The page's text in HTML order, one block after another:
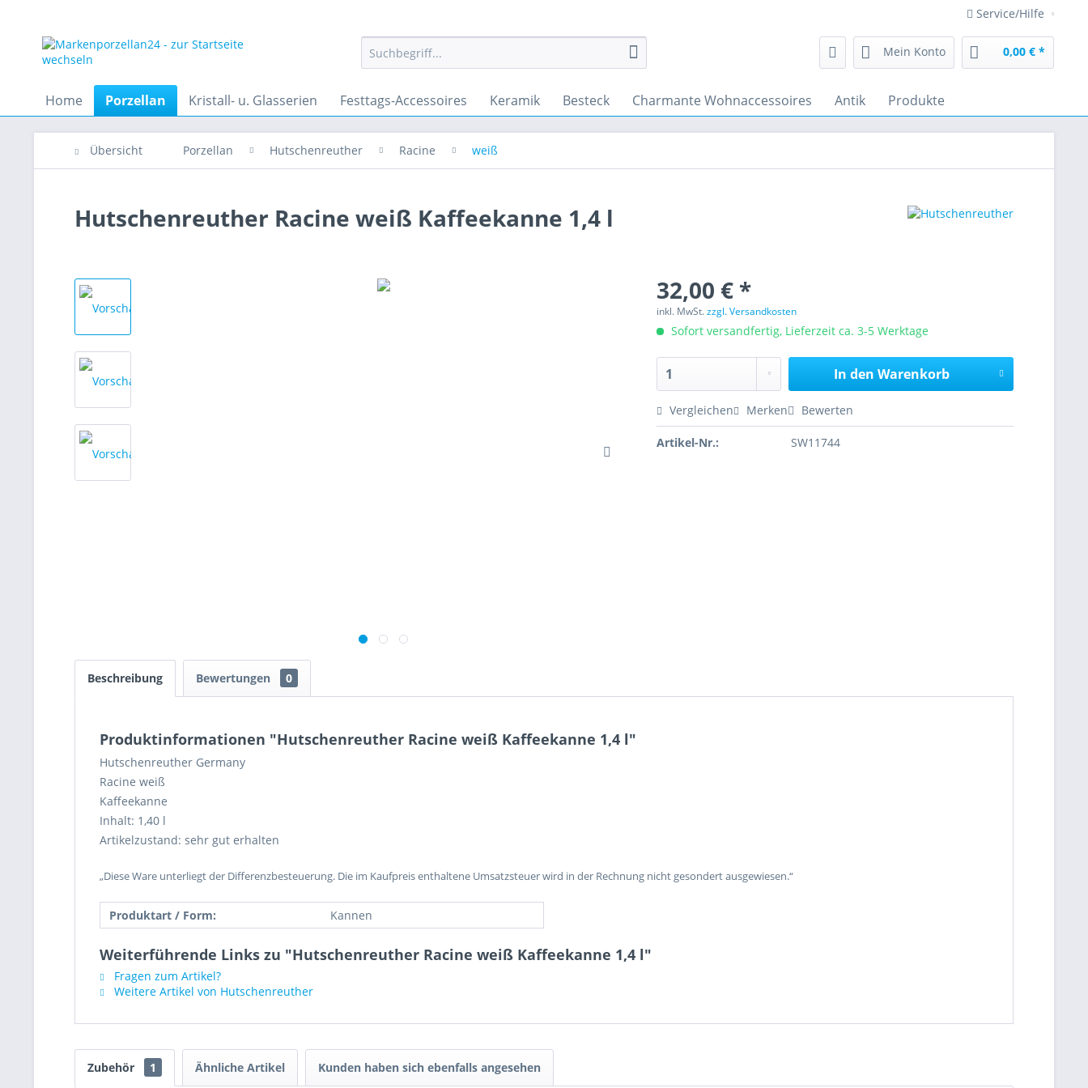
Service/Hilfe
Mein Konto 0,00 € *
Home Porzellan Kristall- u. Glasserien Festtags-Accessoires Keramik Besteck Charmante Wohnaccessoires Antik Produkte
Übersicht Porzellan Hutschenreuther Racine weiß
Hutschenreuther Racine weiß Kaffeekanne 1,4 l
32,00 € *
inkl. MwSt.zzgl. Versandkosten
Sofort versandfertig, Lieferzeit ca. 3-5 Werktage
In den Warenkorb
Vergleichen Merken Bewerten
Artikel-Nr.: SW11744
Beschreibung Bewertungen 0
Produktinformationen "Hutschenreuther Racine weiß Kaffeekanne 1,4 l"
Hutschenreuther Germany
Racine weiß
Kaffeekanne
Inhalt: 1,40 l
Artikelzustand: sehr gut erhalten
„Diese Ware unterliegt der Differenzbesteuerung. Die im Kaufpreis enthaltene Umsatzsteuer wird in der Rechnung nicht gesondert ausgewiesen.“
Produktart / Form: Kannen
Weiterführende Links zu "Hutschenreuther Racine weiß Kaffeekanne 1,4 l"
Fragen zum Artikel?
Weitere Artikel von Hutschenreuther
Zubehör 1 Ähnliche Artikel Kunden haben sich ebenfalls angesehen